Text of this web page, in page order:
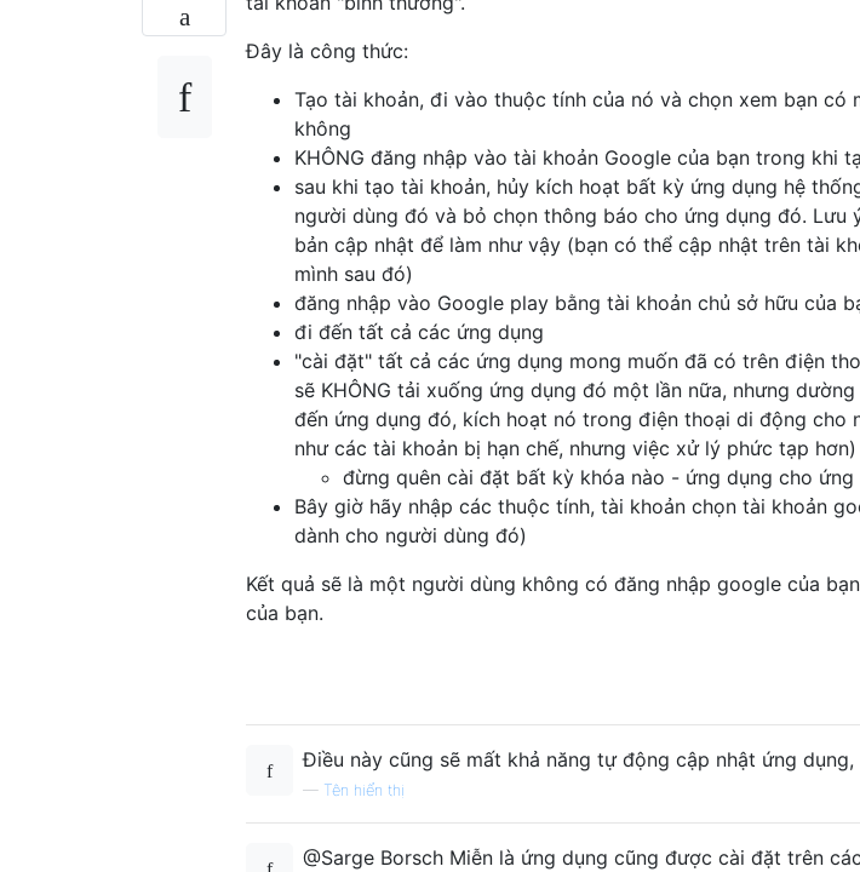
Đây là công thức:
Tạo tài khoản, đi vào thuộc tính của nó và chọn xem bạn có
không
KHÔNG đăng nhập vào tài khoản Google của bạn trong khi
sau khi tạo tài khoản, hủy kích hoạt bất kỳ ứng dụng hệ
người dùng đó và bỏ chọn thông báo cho ứng dụng đó. Lưu
bản cập nhật để làm như vậy (bạn có thể cập nhật trên tài
mình sau đó)
đăng nhập vào Google play bằng tài khoản chủ sở hữu của
đi đến tất cả các ứng dụng
"cài đặt" tất cả các ứng dụng mong muốn đã có trên điện
sẽ KHÔNG tải xuống ứng dụng đó một lần nữa, nhưng
đến ứng dụng đó, kích hoạt nó trong điện thoại di động cho
như các tài khoản bị hạn chế, nhưng việc xử lý phức tạp hơn)
đừng quên cài đặt bất kỳ khóa nào - ứng dụng cho ứng
Bây giờ hãy nhập các thuộc tính, tài khoản chọn tài khoản
dành cho người dùng đó)
Kết quả sẽ là một người dùng không có đăng nhập google của
của bạn.
Điều này cũng sẽ mất khả năng tự động cập nhật ứng dụng,
— Tên hiển thị
@Sarge Borsch Miễn là ứng dụng cũng được cài đặt trên